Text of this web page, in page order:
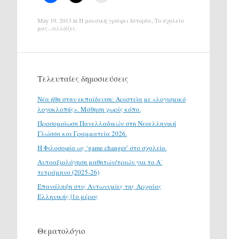
May 19, 2013 in H μουσική γράφει Ιστορία Το σχολείο
μας...αλλάζει
Τελευταίες δημοσιεύσεις
Νέα ήθη στην εκπαίδευση: Αριστεία με «λογισμικό
λογοκλοπής». Μάθηση χωρίς κόπο.
Προσομοίωση Πανελλαδικών στη Νεοελληνική
Γλώσσα και Γραμματεία 2026.
H Φιλοσοφία ως ‘game changer’ στο σχολείο.
Αυτοαξιολόγηση μαθητών/τριών για το Α΄
τετράμηνο (2025-26)
Επανάληψη στις Αντωνυμίες της Αρχαίας
Ελληνικής |1ο μέρος
Θεματολόγιο